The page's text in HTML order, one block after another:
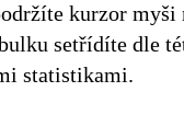
kurzor myši
setřídíte dle
statistikami.